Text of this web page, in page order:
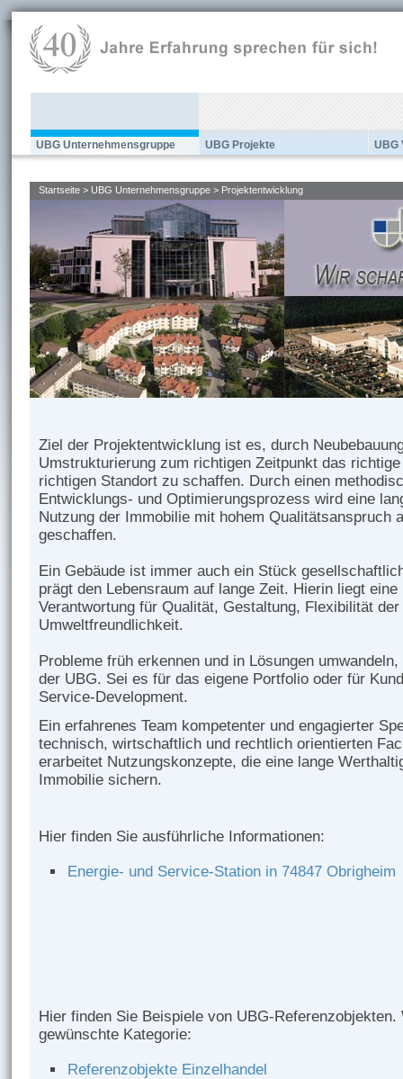
UBG Unternehmensgruppe UBG Projekte UBG
Startseite > UBG Unternehmensgruppe > Projektentwicklung
Ziel der Projektentwicklung ist es, durch
Umstrukturierung zum richtigen Zeitpunkt das
richtigen Standort zu schaffen. Durch einen
Entwicklungs- und Optimierungsprozess wird eine
Nutzung der Immobilie mit hohem Qualitätsanspruch
geschaffen.
Ein Gebäude ist immer auch ein Stück
prägt den Lebensraum auf lange Zeit. Hierin liegt eine
Verantwortung für Qualität, Gestaltung, Flexibilität
Umweltfreundlichkeit.
Probleme früh erkennen und in Lösungen
der UBG. Sei es für das eigene Portfolio oder für
Service-Development.
Ein erfahrenes Team kompetenter und engagierter
technisch, wirtschaftlich und rechtlich orientierten
erarbeitet Nutzungskonzepte, die eine lange
Immobilie sichern.
Hier finden Sie ausführliche Informationen:
Energie- und Service-Station in 74847 Obrigheim
Hier finden Sie Beispiele von UBG-Referenzobjekten.
gewünschte Kategorie:
Referenzobjekte Einzelhandel